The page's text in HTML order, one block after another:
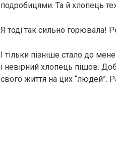
подробицями. Та й хлопець
Я тоді так сильно горювала!
І тільки пізніше стало до
і невірний хлопець пішов.
свого життя на цих “людей”.